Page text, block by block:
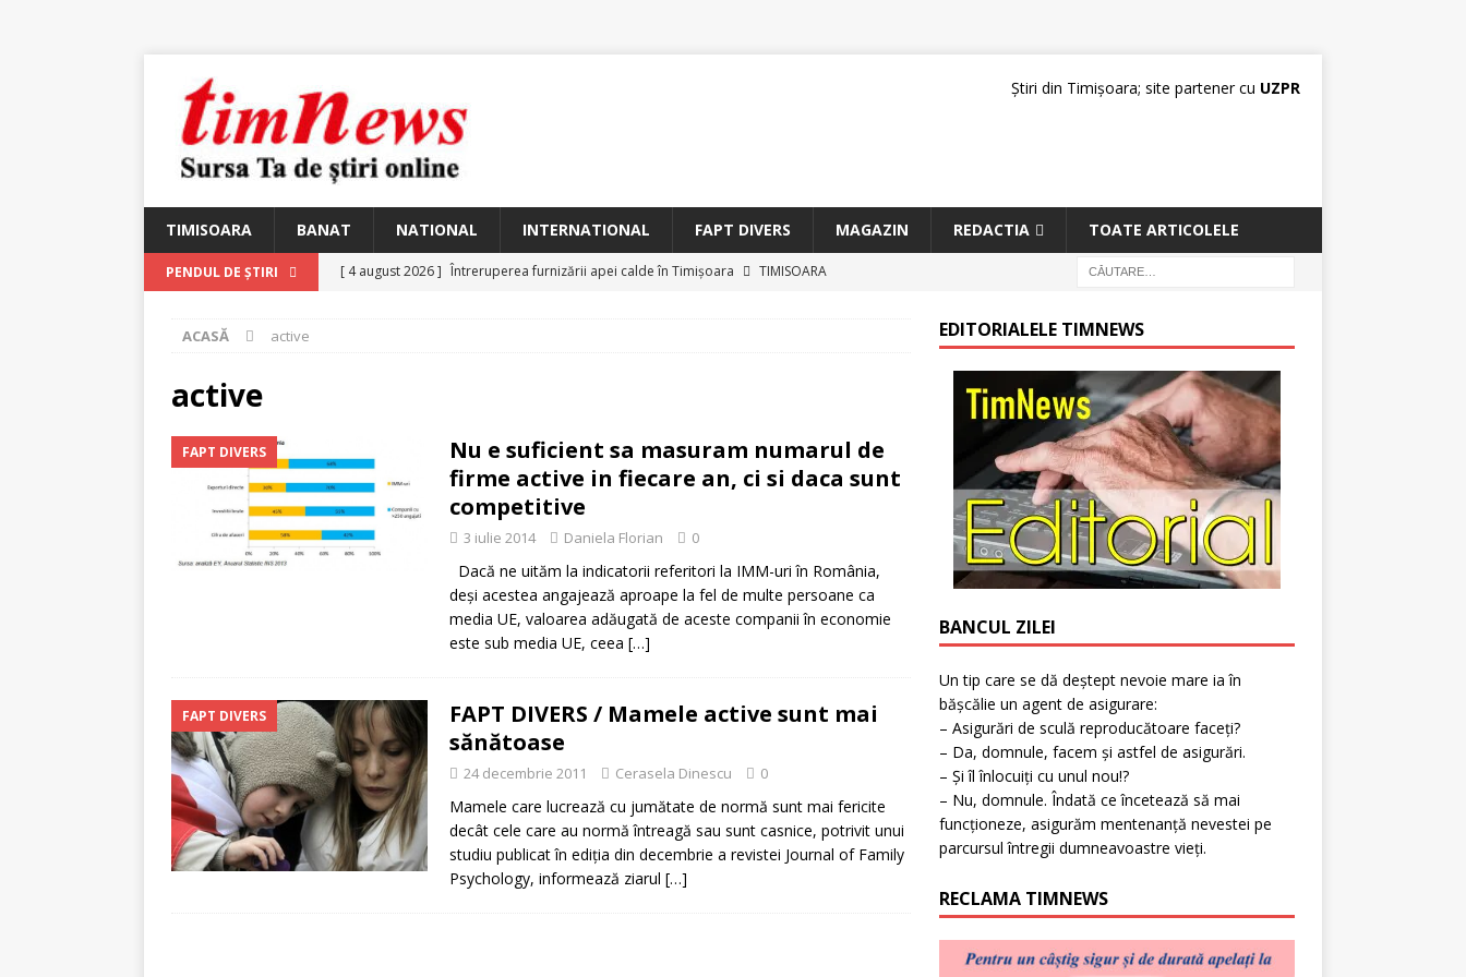
Știri din Timișoara; site partener cu UZPR
TIMISOARA BANAT NATIONAL INTERNATIONAL FAPT DIVERS MAGAZIN REDACTIA TOATE ARTICOLELE
PENDUL DE ȘTIRI [ 4 august 2026 ] Întreruperea furnizării apei calde în Timișoara
TIMISOARA
Ungureanu, Constantin Flondor
MAGAZIN
[ 5 august 2026 ]
ACASĂ active
active
FAPT DIVERS
Nu e suficient sa masuram numarul de
firme active in fiecare an, ci si daca sunt
competitive
3 iulie 2014 Daniela Florian 0
Dacă ne uităm la indicatorii referitori la IMM-uri în România,
deşi acestea angajează aproape la fel de multe persoane ca
media UE, valoarea adăugată de aceste companii în economie
este sub media UE, ceea […]
FAPT DIVERS
FAPT DIVERS / Mamele active sunt mai
sănătoase
24 decembrie 2011 Cerasela Dinescu 0
Mamele care lucrează cu jumătate de normă sunt mai fericite
decât cele care au normă întreagă sau sunt casnice, potrivit unui
studiu publicat în ediţia din decembrie a revistei Journal of Family
Psychology, informează ziarul […]
EDITORIALELE TIMNEWS
BANCUL ZILEI
Un tip care se dă deștept nevoie mare ia în
bășcălie un agent de asigurare:
– Asigurări de sculă reproducătoare faceți?
– Da, domnule, facem și astfel de asigurări.
– Și îl înlocuiți cu unul nou!?
– Nu, domnule. Îndată ce încetează să mai
funcționeze, asigurăm mentenanță nevestei pe
parcursul întregii dumneavoastre vieți.
RECLAMA TIMNEWS